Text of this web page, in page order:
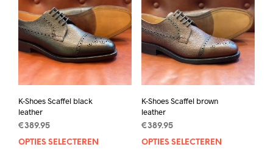
K-Shoes Scaffel black
leather
€389.95
OPTIES SELECTEREN
Dit
K-Shoes Scaffel brown
leather
€389.95
OPTIES SELECTEREN